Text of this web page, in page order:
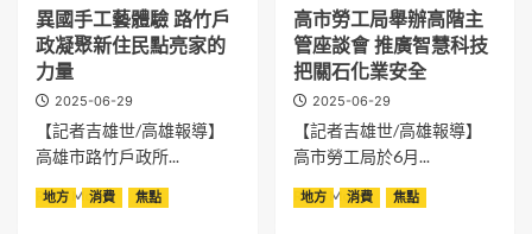
馬
祖
站
場
六
位
術
咖
隆
重
登
臺
南
海
巡
雙
艇
即
刻
救
援
人
偶
星
登
大
岡
山
早
療
中
心
辦
持
異國手工藝體驗 路竹戶
政凝聚新住民點亮家的
力量
2025-06-29
【記者吉雄世/高雄報導】
高雄市路竹戶政所...
Read MoreRead
高市勞工局舉辦高階主
管座談會 推廣智慧科技
把關石化業安全
2025-06-29
【記者吉雄世/高雄報導】
高市勞工局於6月...
Read MoreRead
地方 消費 焦點 地方 消費 焦點